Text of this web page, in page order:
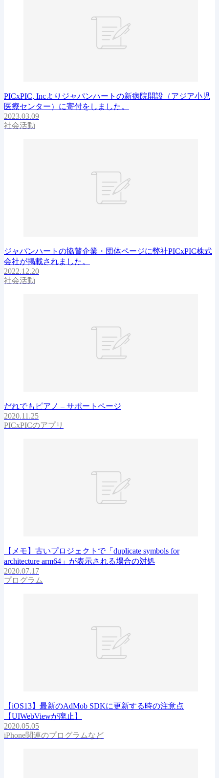
PICxPIC, Incよりジャパンハートの新病院開設（アジア小児
医療センター）に寄付をしました。
2023.03.09
社会活動
ジャパンハートの協賛企業・団体ページに弊社PICxPIC株式
会社が掲載されました。
2022.12.20
社会活動
だれでもピアノ – サポートページ
2020.11.25
PICxPICのアプリ
【メモ】古いプロジェクトで「duplicate symbols for
architecture arm64」が表示される場合の対処
2020.07.17
プログラム
【iOS13】最新のAdMob SDKに更新する時の注意点
【UIWebViewが廃止】
2020.05.05
iPhone関連のプログラムなど